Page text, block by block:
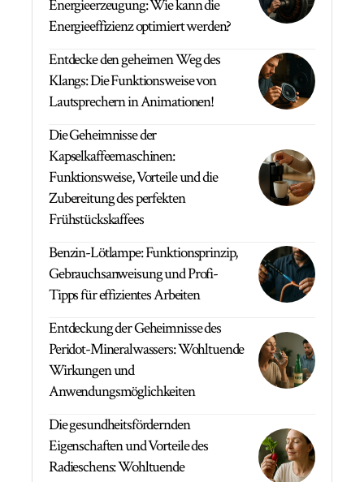
Energieerzeugung: Wie kann die
Energieeffizienz optimiert werden?
Entdecke den geheimen Weg des
Klangs: Die Funktionsweise von
Lautsprechern in Animationen!
Die Geheimnisse der
Kapselkaffeemaschinen:
Funktionsweise, Vorteile und die
Zubereitung des perfekten
Frühstückskaffees
Benzin-Lötlampe: Funktionsprinzip,
Gebrauchsanweisung und Profi-
Tipps für effizientes Arbeiten
Entdeckung der Geheimnisse des
Peridot-Mineralwassers: Wohltuende
Wirkungen und
Anwendungsmöglichkeiten
Die gesundheitsfördernden
Eigenschaften und Vorteile des
Radieschens: Wohltuende